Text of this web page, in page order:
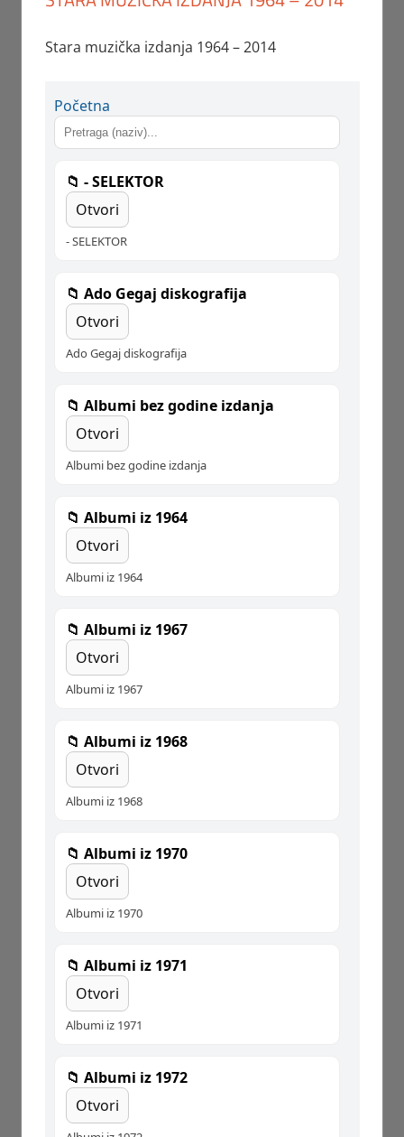
Stara muzička izdanja 1964 – 2014